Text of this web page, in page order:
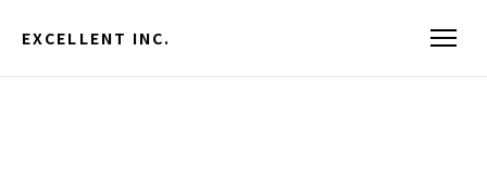
EXCELLENT INC.